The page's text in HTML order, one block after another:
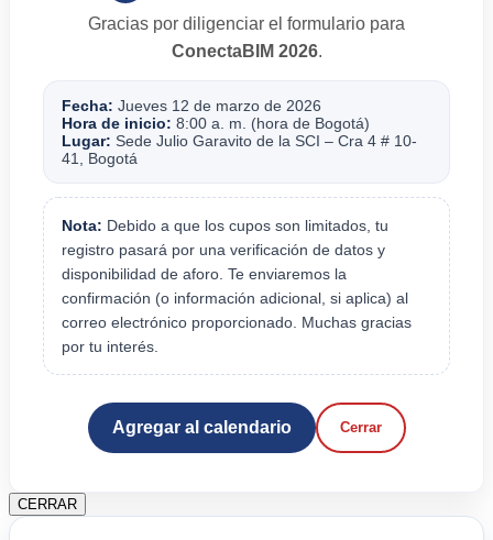
Gracias por diligenciar el formulario para
ConectaBIM 2026.
Fecha: Jueves 12 de marzo de 2026
Hora de inicio: 8:00 a. m. (hora de Bogotá)
Lugar: Sede Julio Garavito de la SCI – Cra 4 # 10-
41, Bogotá
Nota: Debido a que los cupos son limitados, tu
registro pasará por una verificación de datos y
disponibilidad de aforo. Te enviaremos la
confirmación (o información adicional, si aplica) al
correo electrónico proporcionado. Muchas gracias
por tu interés.
Agregar al calendario Cerrar
CERRAR